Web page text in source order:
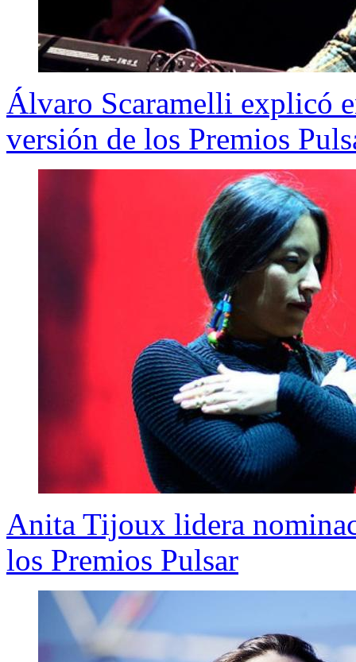
Álvaro Scaramelli explicó
versión de los Premios
Anita Tijoux lidera
los Premios Pulsar